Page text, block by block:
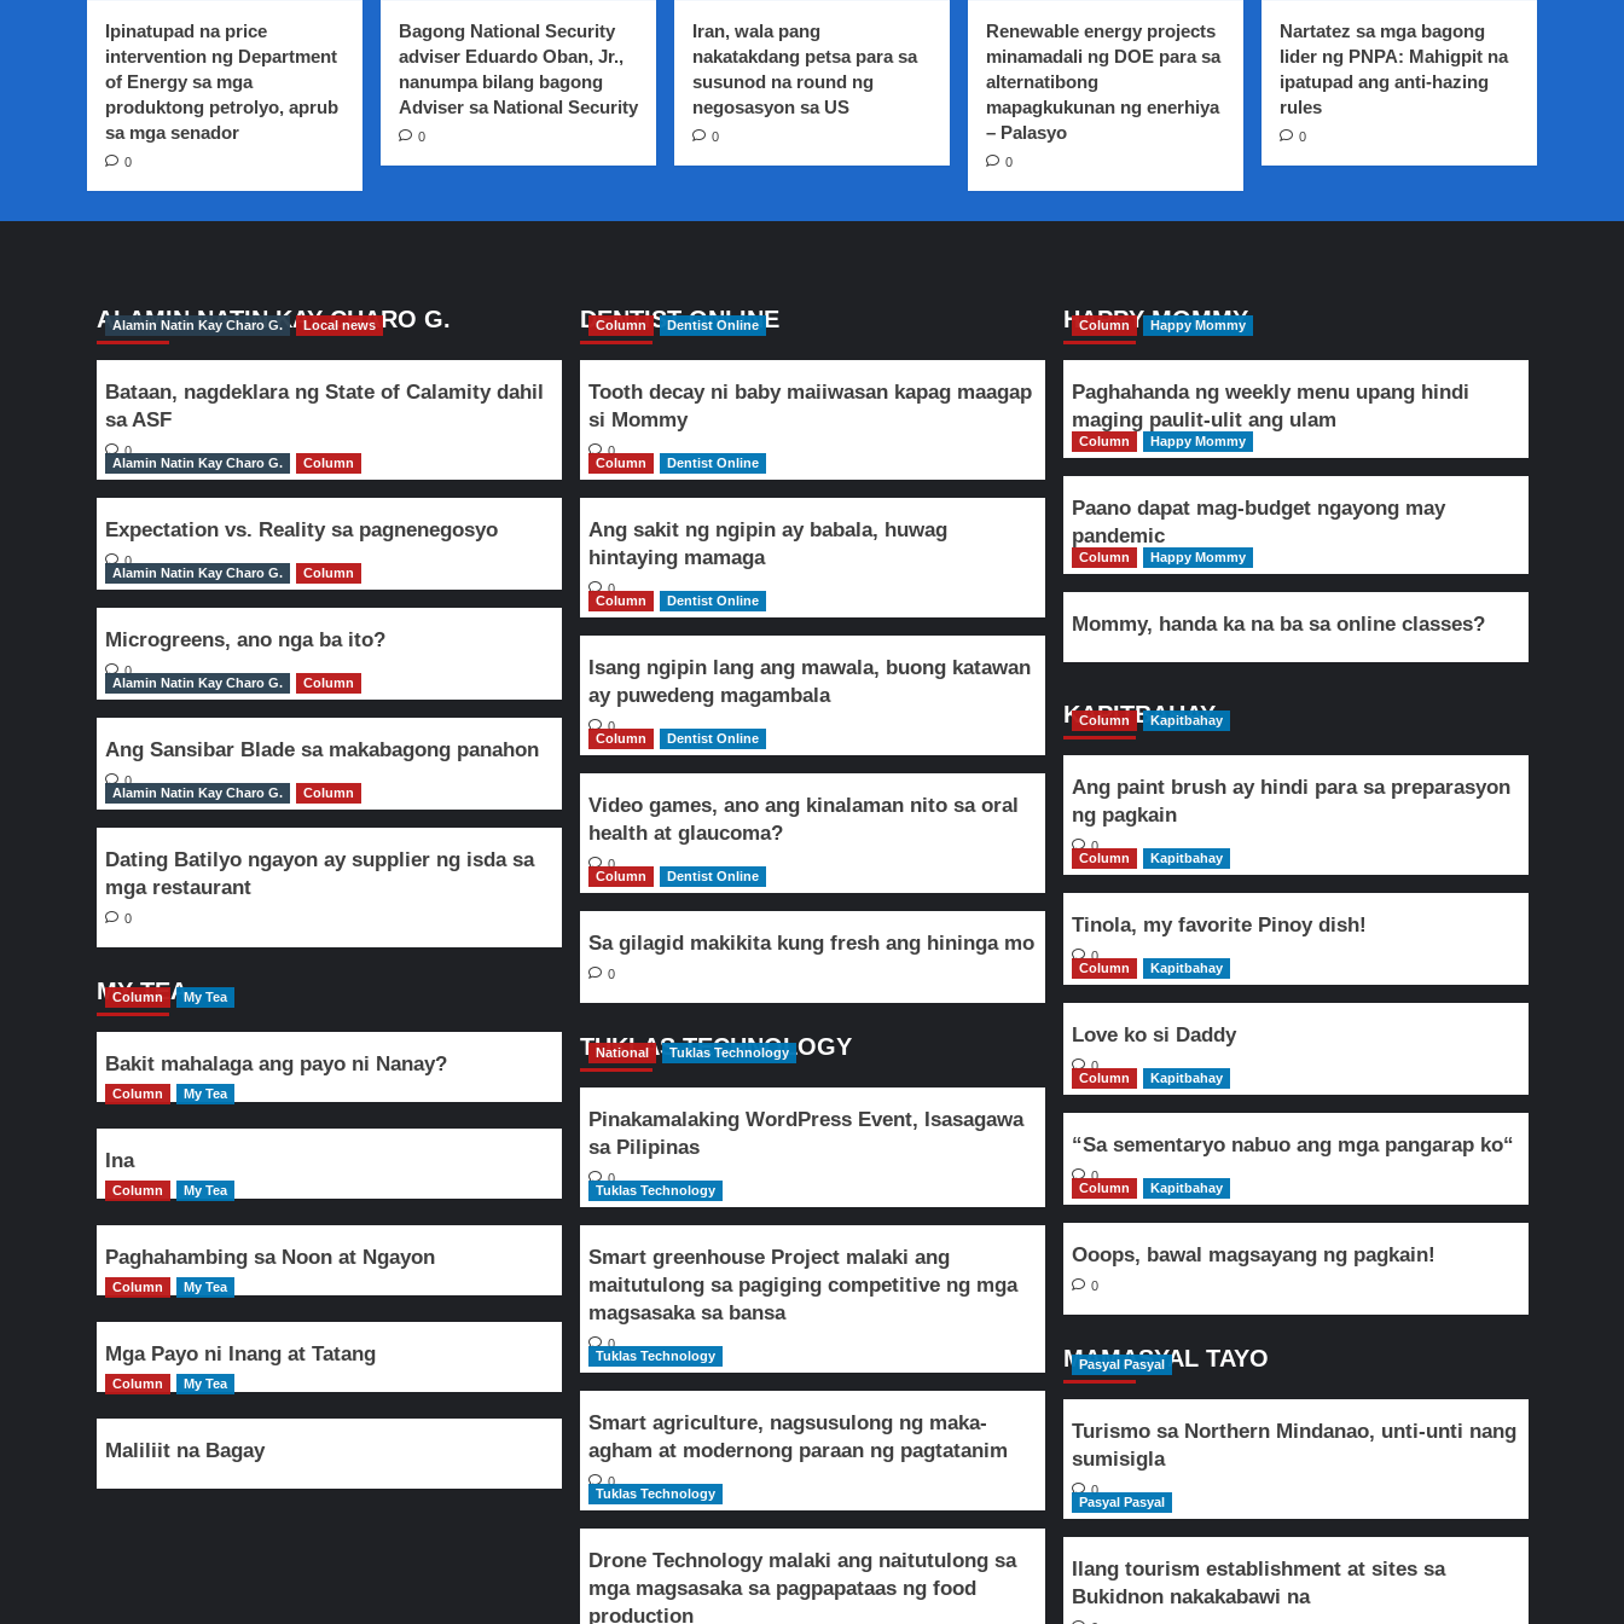
na
nadakip
sa
Basilan,
naghain
sa
Ipinatupad na price
intervention ng Department
of Energy sa mga
produktong petrolyo, aprub
sa mga senador
0
Bagong National Security
adviser Eduardo Oban, Jr.,
nanumpa bilang bagong
Adviser sa National Security
0
Iran, wala pang
nakatakdang petsa para sa
susunod na round ng
negosasyon sa US
0
Renewable energy projects
minamadali ng DOE para sa
alternatibong
mapagkukunan ng enerhiya
– Palasyo
0
Nartatez sa mga bagong
lider ng PNPA: Mahigpit na
ipatupad ang anti-hazing
rules
0
ALAMIN NATIN KAY CHARO G.
Alamin Natin Kay Charo G. Local news
Bataan, nagdeklara ng State of Calamity dahil
sa ASF
0
Alamin Natin Kay Charo G.
Column
Expectation vs. Reality sa pagnenegosyo
0
Alamin Natin Kay Charo G.
Column
Microgreens, ano nga ba ito?
0
Alamin Natin Kay Charo G.
Column
Ang Sansibar Blade sa makabagong panahon
0
Alamin Natin Kay Charo G.
Column
Dating Batilyo ngayon ay supplier ng isda sa
mga restaurant
0
MY TEA
Column My Tea
Bakit mahalaga ang payo ni Nanay?
Column My Tea
Ina
Column My Tea
Paghahambing sa Noon at Ngayon
Column My Tea
Mga Payo ni Inang at Tatang
Column My Tea
Maliliit na Bagay
DENTIST ONLINE
Column Dentist Online
Tooth decay ni baby maiiwasan kapag maagap
si Mommy
0
Column
Dentist Online
Ang sakit ng ngipin ay babala, huwag
hintaying mamaga
0
Column
Dentist Online
Isang ngipin lang ang mawala, buong katawan
ay puwedeng magambala
0
Column
Dentist Online
Video games, ano ang kinalaman nito sa oral
health at glaucoma?
0
Column
Dentist Online
Sa gilagid makikita kung fresh ang hininga mo
0
TUKLAS TECHNOLOGY
National Tuklas Technology
Pinakamalaking WordPress Event, Isasagawa
sa Pilipinas
0
Tuklas Technology
Smart greenhouse Project malaki ang
maitutulong sa pagiging competitive ng mga
magsasaka sa bansa
0
Tuklas Technology
Smart agriculture, nagsusulong ng maka-
agham at modernong paraan ng pagtatanim
0
Tuklas Technology
Drone Technology malaki ang naitutulong sa
mga magsasaka sa pagpapataas ng food
production
HAPPY MOMMY
Column Happy Mommy
Paghahanda ng weekly menu upang hindi
maging paulit-ulit ang ulam
Column Happy Mommy
Paano dapat mag-budget ngayong may
pandemic
Column Happy Mommy
Mommy, handa ka na ba sa online classes?
KAPITBAHAY
Column Kapitbahay
Ang paint brush ay hindi para sa preparasyon
ng pagkain
0
Column
Kapitbahay
Tinola, my favorite Pinoy dish!
0
Column
Kapitbahay
Love ko si Daddy
0
Column
Kapitbahay
“Sa sementaryo nabuo ang mga pangarap ko“
0
Column
Kapitbahay
Ooops, bawal magsayang ng pagkain!
0
MAMASYAL TAYO
Pasyal Pasyal
Turismo sa Northern Mindanao, unti-unti nang
sumisigla
0
Pasyal Pasyal
Ilang tourism establishment at sites sa
Bukidnon nakakabawi na